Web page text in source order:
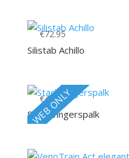
Silistab Achillo
€72.95
WEB ONLY
Stack vingerspalk
€4.95